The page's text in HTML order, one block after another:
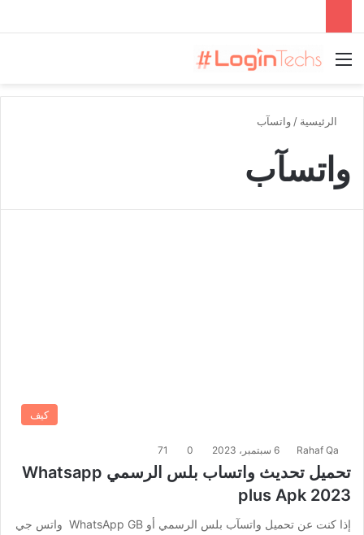
القائمة
الرئيسية /واتسآب
واتسآب
كيف
Rahaf Qa 6 سبتمبر، 2023 0
71
تحميل تحديث واتساب بلس الرسمي Whatsapp
plus Apk 2023
إذا كنت عن تحميل واتسآب بلس الرسمي أو WhatsApp GB واتس جي